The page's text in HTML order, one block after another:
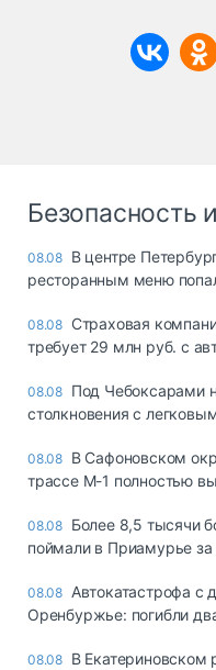
Безопасность
08.08 В центре
ресторанным меню
08.08 Страховая
требует 29 млн руб. с
08.08 Под Чебоксарами
столкновения с
08.08 В Сафоновском
трассе М-1 полностью
08.08 Более 8,5 тысячи
поймали в Приамурье за
08.08 Автокатастрофа с
Оренбуржье: погибли
08.08 В Екатериновском